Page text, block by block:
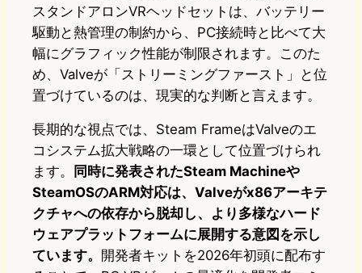
スタンドアロンVRヘッドセットは、バッテリー
駆動と熱管理の制約から、PC接続時と比べて大
幅にグラフィック性能が制限されます。このた
め、Valveが「ストリーミングファースト」と位
置づけているのは、現実的な判断と言えます。
長期的な視点では、Steam FrameはValveのエ
コシステム拡大戦略の一環として位置づけられ
ます。
同時に発表されたSteam Machineや
SteamOSのARM対応は、Valveがx86アーキテ
クチャへの依存から脱却し、より多様なハード
ウェアプラットフォームに展開する意図を示し
ています。 開発者キットを2026年初頭に配布す